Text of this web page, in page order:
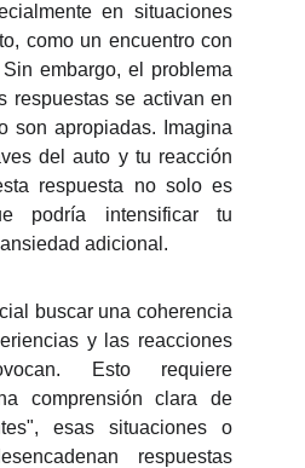
en situaciones
como un encuentro con
embargo, el problema
respuestas se activan en
son apropiadas. Imagina
del auto y tu reacción
respuesta no solo es
podría intensificar tu
adicional.
buscar una coherencia
y las reacciones
Esto requiere
comprensión clara de
esas situaciones o
respuestas